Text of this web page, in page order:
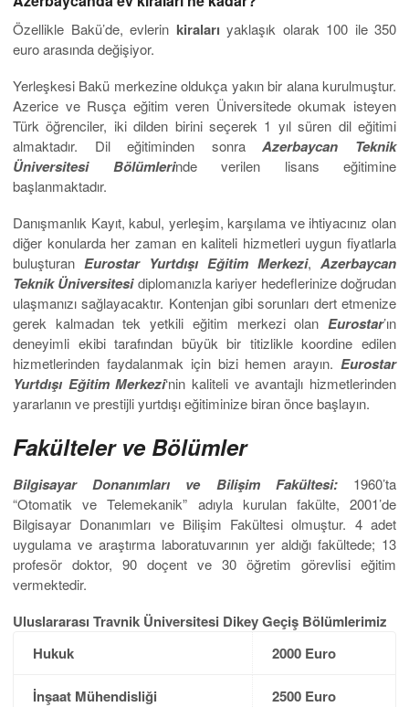
Özellikle Bakü’de, evlerin kiraları yaklaşık olarak 100 ile 350
euro arasında değişiyor.
Yerleşkesi Bakü merkezine oldukça yakın bir alana kurulmuştur.
Azerice ve Rusça eğitim veren Üniversitede okumak isteyen
Türk öğrenciler, iki dilden birini seçerek 1 yıl süren dil eğitimi
almaktadır. Dil eğitiminden sonraAzerbaycan Teknik
Üniversitesi Bölümlerinde verilen lisans eğitimine
başlanmaktadır.
Danışmanlık Kayıt, kabul, yerleşim, karşılama ve ihtiyacınız olan
diğer konularda her zaman en kaliteli hizmetleri uygun fiyatlarla
buluşturan Eurostar Yurtdışı Eğitim Merkezi, Azerbaycan
Teknik Üniversitesidiplomanızla kariyer hedeflerinize doğrudan
ulaşmanızı sağlayacaktır. Kontenjan gibi sorunları dert etmenize
gerek kalmadan tek yetkili eğitim merkezi olan Eurostar’ın
deneyimli ekibi tarafından büyük bir titizlikle koordine edilen
hizmetlerinden faydalanmak için bizi hemen arayın. Eurostar
Yurtdışı Eğitim Merkezi‘nin kaliteli ve avantajlı hizmetlerinden
yararlanın ve prestijli yurtdışı eğitiminize biran önce başlayın.
Fakülteler ve Bölümler
Bilgisayar Donanımları ve Bilişim Fakültesi:1960’ta
“Otomatik ve Telemekanik” adıyla kurulan fakülte, 2001’de
Bilgisayar Donanımları ve Bilişim Fakültesi olmuştur. 4 adet
uygulama ve araştırma laboratuvarının yer aldığı fakültede; 13
profesör doktor, 90 doçent ve 30 öğretim görevlisi eğitim
vermektedir.
Uluslararası Travnik Üniversitesi Dikey Geçiş Bölümlerimiz
Hukuk
2000 Euro
İnşaat Mühendisliği 2500 Euro